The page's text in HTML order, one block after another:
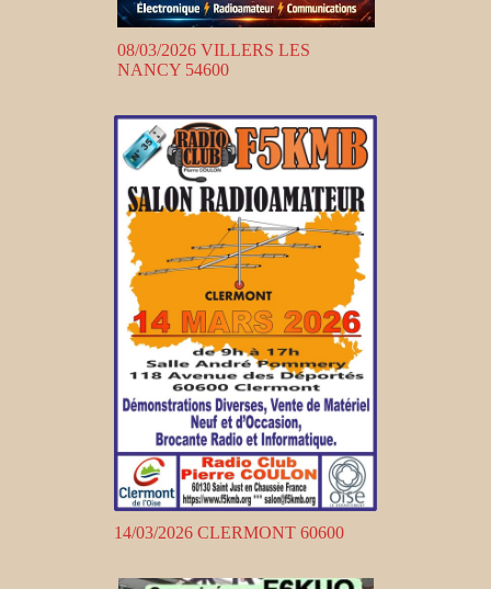
08/03/2026 VILLERS LES
NANCY 54600
14/03/2026 CLERMONT 60600